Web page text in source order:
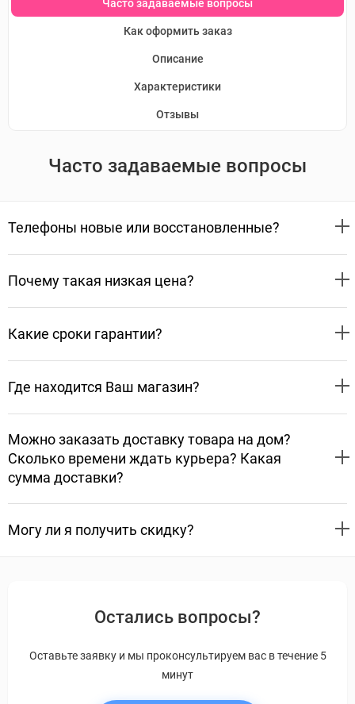
Часто задаваемые вопросы
Как оформить заказ
Описание
Характеристики
Отзывы
Часто задаваемые вопросы
Телефоны новые или восстановленные?
Почему такая низкая цена?
Какие сроки гарантии?
Где находится Ваш магазин?
Можно заказать доставку товара на дом?
Сколько времени ждать курьера? Какая
сумма доставки?
Могу ли я получить скидку?
Остались вопросы?
Оставьте заявку и мы проконсультируем вас в течение 5
минут